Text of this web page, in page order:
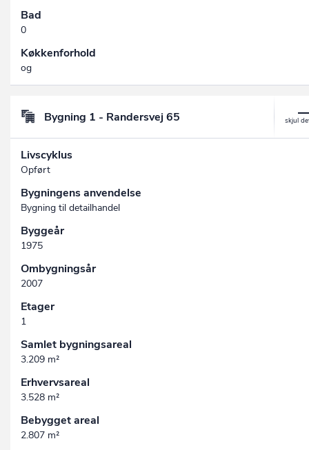
Bad
0
Køkkenforhold
og
Bygning 1 - Randersvej 65
Livscyklus
Opført
Bygningens anvendelse
Bygning til detailhandel
Byggeår
1975
Ombygningsår
2007
Etager
1
Samlet bygningsareal
3.209 m²
Erhvervsareal
3.528 m²
Bebygget areal
2.807 m²